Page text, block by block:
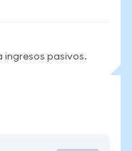
ingresos pasivos.